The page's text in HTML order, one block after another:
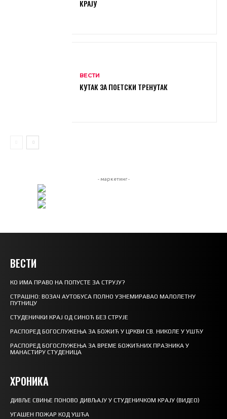
КРАЈУ
ВЕСТИ
КУТАК ЗА ПОЕТСКИ ТРЕНУТАК
- маркетинг -
ВЕСТИ
КО ИМА ПРАВО НА ПОПУСТЕ ЗА СТРУЈУ?
СТРАШНО: ВОЗАЧ АУТОБУСА ПОЛНО УЗНЕМИРАВАО МАЛОЛЕТНУ
ПУТНИЦУ
СТУДЕНИЧКИ КРАЈ ОД СИНОЋ БЕЗ СТРУЈЕ
РАСПОРЕД БОГОСЛУЖЕЊА ЗА БОЖИЋ У ЦРКВИ СВ. НИКОЛЕ У УШЋУ
РАСПОРЕД БОГОСЛУЖЕЊА ЗА ВРЕМЕ БОЖИЋНИХ ПРАЗНИКА У
МАНАСТИРУ СТУДЕНИЦА
ХРОНИКА
ДИВЉЕ СВИЊЕ ПОНОВО ДИВЉАЈУ У СТУДЕНИЧКОМ КРАЈУ (ВИДЕО)
УГАШЕН ПОЖАР КОД УШЋА